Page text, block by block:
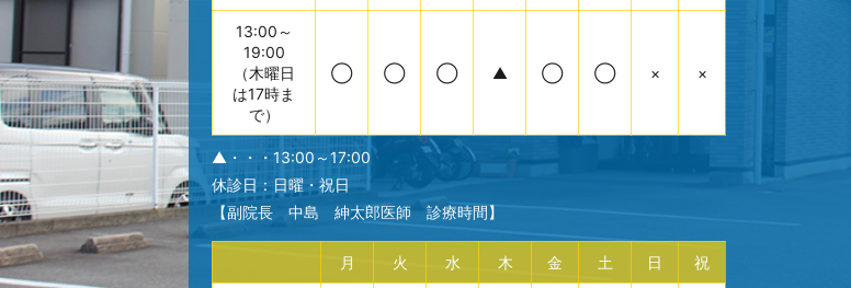
13:00～
19:00
（木曜日
は17時ま
で）
◯ ◯ ◯ ▲ ◯ ◯ × ×
▲・・・13:00～17:00
休診日：日曜・祝日
【副院長 中島 紳太郎医師 診療時間】
月 火 水 木 金 土 日 祝